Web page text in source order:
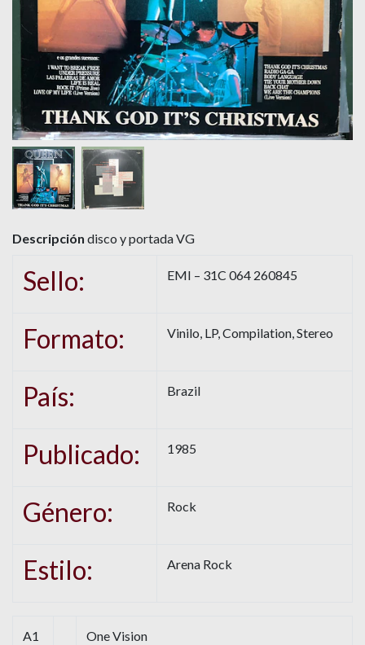
Descripción disco y portada VG
Sello: EMI – 31C 064 260845
Formato: Vinilo, LP, Compilation, Stereo
País: Brazil
Publicado: 1985
Género: Rock
Estilo: Arena Rock
A1 One Vision